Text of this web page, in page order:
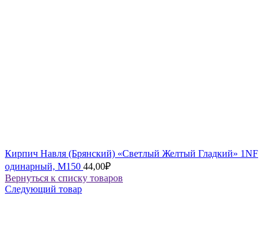
Кирпич Навля (Брянский) «Светлый Желтый Гладкий» 1NF
одинарный, М150 44,00₽
Вернуться к списку товаров
Следующий товар